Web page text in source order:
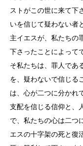
ストがこの世に来て下
いを信じて疑わない者
主イエスが、私たちの
下さったことによって
そ私たちは、罪人であ
を、疑わないで信じる
は、心が二つに分かれ
支配を信じる信仰と、
で、私たちの心は二つ
エスの十字架の死と復